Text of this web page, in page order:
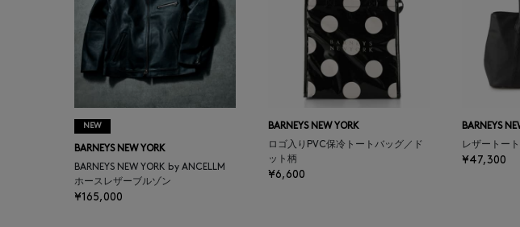
BARBA
BARNEYS NEW YORK
BASERANGE
BE.ABLE
NEW
BARNEYS NEW YORK
BARNEYS NEW YORK by ANCELLM
ホースレザーブルゾン
¥165,000
BARNEYS NEW YORK
ロゴ入りPVC保冷トートバッグ／ド
ット柄
¥6,600
BARNEYS
レザートー
¥47,300